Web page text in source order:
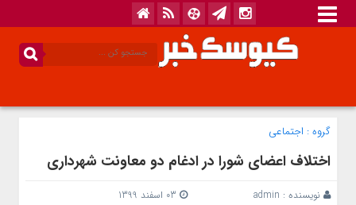
گروه : اجتماعی
اختلاف اعضای شورا در ادغام دو معاونت شهرداری
نویسنده : admin